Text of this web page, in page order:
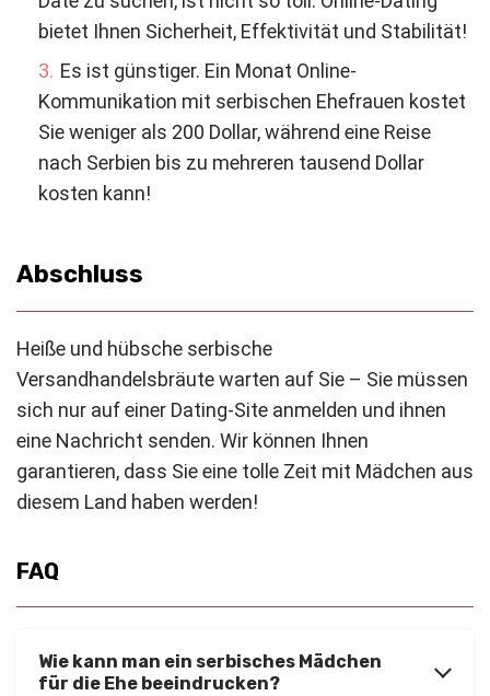
bietet Ihnen Sicherheit, Effektivität und Stabilität!
Es ist günstiger. Ein Monat Online-
Kommunikation mit serbischen Ehefrauen kostet
Sie weniger als 200 Dollar, während eine Reise
nach Serbien bis zu mehreren tausend Dollar
kosten kann!
Abschluss
Heiße und hübsche serbische
Versandhandelsbräute warten auf Sie – Sie müssen
sich nur auf einer Dating-Site anmelden und ihnen
eine Nachricht senden. Wir können Ihnen
garantieren, dass Sie eine tolle Zeit mit Mädchen aus
diesem Land haben werden!
FAQ
Wie kann man ein serbisches Mädchen
für die Ehe beeindrucken?